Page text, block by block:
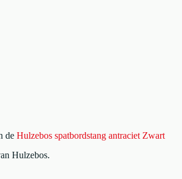
de Hulzebos spatbordstang antraciet Zwart
Hulzebos.